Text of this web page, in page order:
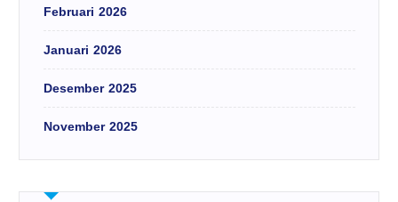
Februari 2026
Januari 2026
Desember 2025
November 2025